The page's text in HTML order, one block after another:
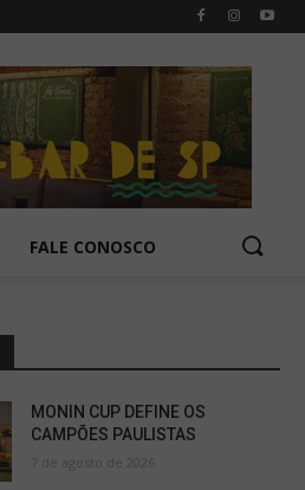
FALE CONOSCO
MONIN CUP DEFINE OS
CAMPÕES PAULISTAS
7 de agosto de 2026